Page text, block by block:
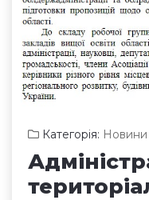
Категорія: Новини